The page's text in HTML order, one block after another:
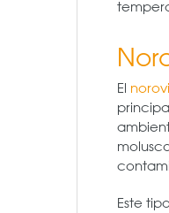
El
Este